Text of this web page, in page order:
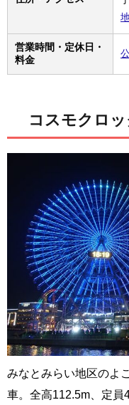
営業時間・定休日・
料金
コスモクロ
みなとみらい地区のよ
車。全高112.5m、定員